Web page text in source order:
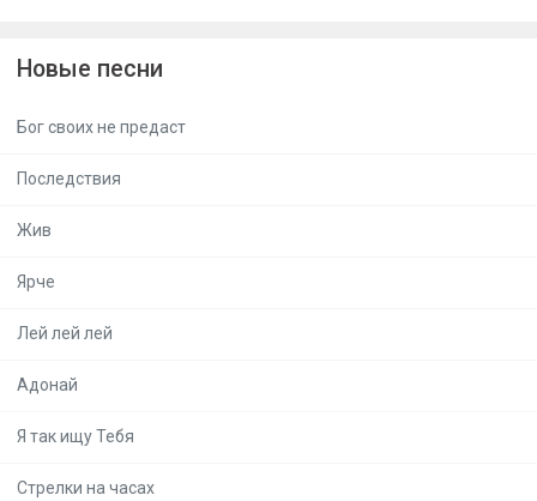
Новые песни
Бог своих не предаст
Последствия
Жив
Ярче
Лей лей лей
Адонай
Я так ищу Тебя
Стрелки на часах